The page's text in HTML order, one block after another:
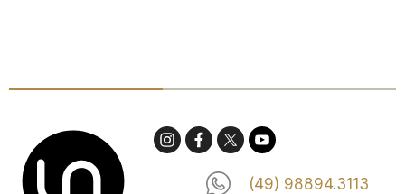
(49) 98894.3113